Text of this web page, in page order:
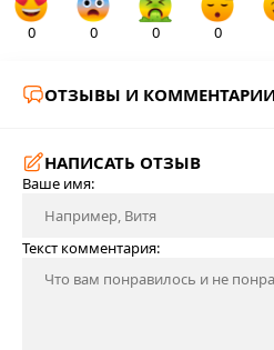
0 0 0 0
ОТЗЫВЫ И КОММЕНТАРИИ
НАПИСАТЬ ОТЗЫВ
Ваше имя:
Текст комментария: